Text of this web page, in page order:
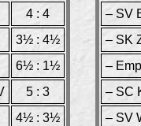
4 : 4
3½ : 4½
6½ : 1½
5 : 3
4½ : 3½
– SV
– SK
–
– SC
– SV